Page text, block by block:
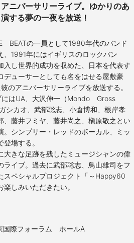
ニバーサリーライブ。ゆかりのあ
する夢の一夜を放送！
BEATの一員として1980年代のバンド
、1991年にはイギリスのロックバン
入し世界的成功を収めた、日本を代表す
デューサーとしても名をはせる屋敷豪
のアニバーサリーライブを放送する。
にはUA、大沢伸一（Mondo Gross
シカオ、武部聡志、小倉博和、根岸孝
、藤井フミヤ、藤井尚之、槇原敬之とい
。シンプリー・レッドのボーカル、ミッ
場する。
大きな足跡を残したミュージシャンの偉
ライブ。過去に武部聡志、鳥山雄司をフ
スペシャルプロジェクト「～Happy60
しみいただきたい。
際フォーラム ホールA